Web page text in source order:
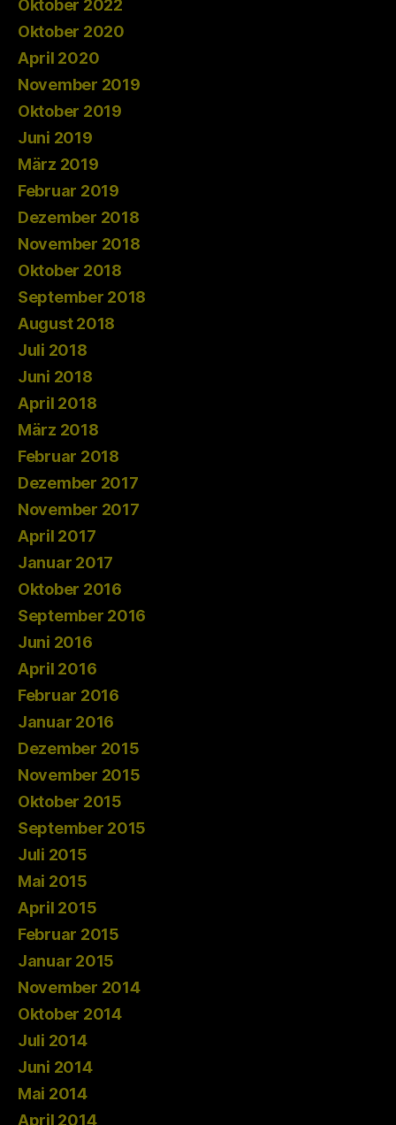
Oktober 2022
Oktober 2020
April 2020
November 2019
Oktober 2019
Juni 2019
März 2019
Februar 2019
Dezember 2018
November 2018
Oktober 2018
September 2018
August 2018
Juli 2018
Juni 2018
April 2018
März 2018
Februar 2018
Dezember 2017
November 2017
April 2017
Januar 2017
Oktober 2016
September 2016
Juni 2016
April 2016
Februar 2016
Januar 2016
Dezember 2015
November 2015
Oktober 2015
September 2015
Juli 2015
Mai 2015
April 2015
Februar 2015
Januar 2015
November 2014
Oktober 2014
Juli 2014
Juni 2014
Mai 2014
April 2014